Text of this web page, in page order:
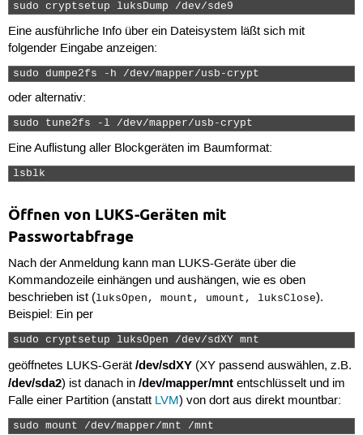
sudo cryptsetup luksDump /dev/sde9
Eine ausführliche Info über ein Dateisystem läßt sich mit
folgender Eingabe anzeigen:
sudo dumpe2fs -h /dev/mapper/usb-crypt
oder alternativ:
sudo tune2fs -l /dev/mapper/usb-crypt
Eine Auflistung aller Blockgeräten im Baumformat:
lsblk
Öffnen von LUKS-Geräten mit
Passwortabfrage
Nach der Anmeldung kann man LUKS-Geräte über die
Kommandozeile einhängen und aushängen, wie es oben
beschrieben ist (luksOpen, mount, umount, luksClose).
Beispiel: Ein per
sudo cryptsetup luksOpen /dev/sdXY mnt
geöffnetes LUKS-Gerät /dev/sdXY(XY passend auswählen, z.B.
/dev/sda2) ist danach in /dev/mapper/mntentschlüsselt und im
Falle einer Partition (anstatt LVM) von dort aus direkt mountbar:
sudo mount /dev/mapper/mnt /mnt